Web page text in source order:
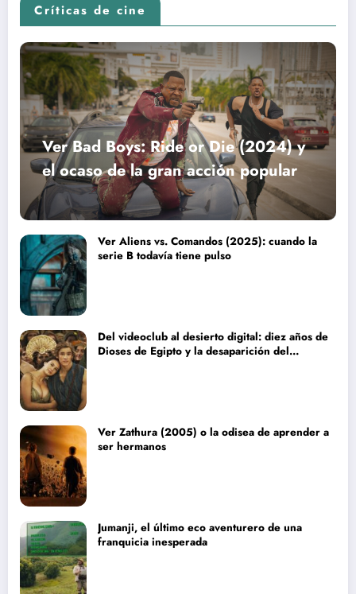
Críticas de cine
Ver Bad Boys: Ride or Die (2024) y
el ocaso de la gran acción popular
Ver Aliens vs. Comandos (2025): cuando la
serie B todavía tiene pulso
Del videoclub al desierto digital: diez años de
Dioses de Egipto y la desaparición del
Ver Zathura (2005) o la odisea de aprender a
ser hermanos
Jumanji, el último eco aventurero de una
franquicia inesperada